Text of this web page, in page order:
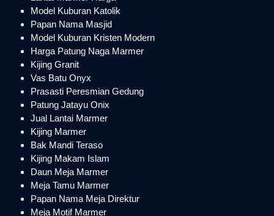
Model Kuburan Katolik
Papan Nama Masjid
Model Kuburan Kristen Modern
Harga Patung Naga Marmer
Kijing Granit
Vas Batu Onyx
Prasasti Peresmian Gedung
Patung Jatayu Onix
Jual Lantai Marmer
Kijing Marmer
Bak Mandi Teraso
Kijing Makam Islam
Daun Meja Marmer
Meja Tamu Marmer
Papan Nama Meja Direktur
Meja Motif Marmer